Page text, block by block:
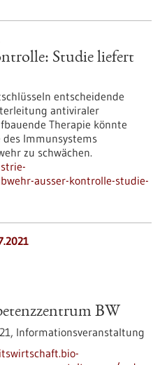
Studie liefert
entscheidende
antiviraler
Therapie könnte
Immunsystems
zu schwächen.
ausser-kontrolle-studie-
BW
Informationsveranstaltung